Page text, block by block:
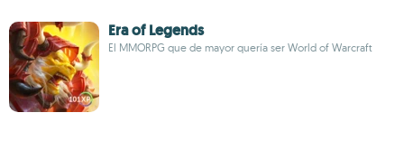
Era of Legends
El MMORPG que de mayor quería ser World of Warcraft